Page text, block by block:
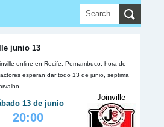
junio 13
online en Recife, Pernambuco, hora de
esperan dar todo 13 de junio, septima
13 de junio
20:00
Joinville